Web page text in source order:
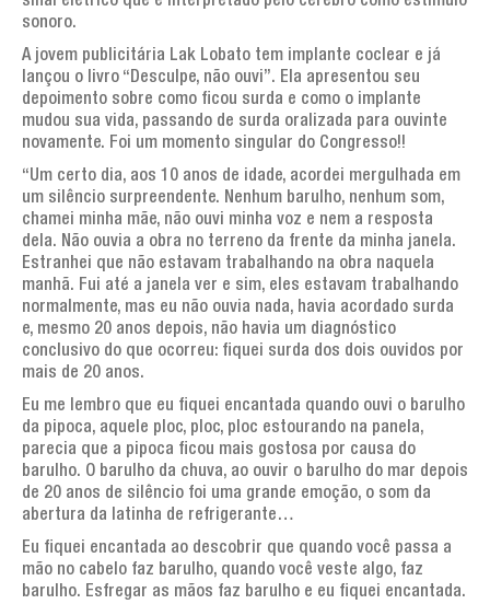
sonoro.
A jovem publicitária Lak Lobato tem implante coclear e já
lançou o livro “Desculpe, não ouvi”. Ela apresentou seu
depoimento sobre como ficou surda e como o implante
mudou sua vida, passando de surda oralizada para ouvinte
novamente. Foi um momento singular do Congresso!!
“Um certo dia, aos 10 anos de idade, acordei mergulhada em
um silêncio surpreendente. Nenhum barulho, nenhum som,
chamei minha mãe, não ouvi minha voz e nem a resposta
dela. Não ouvia a obra no terreno da frente da minha janela.
Estranhei que não estavam trabalhando na obra naquela
manhã. Fui até a janela ver e sim, eles estavam trabalhando
normalmente, mas eu não ouvia nada, havia acordado surda
e, mesmo 20 anos depois, não havia um diagnóstico
conclusivo do que ocorreu: fiquei surda dos dois ouvidos por
mais de 20 anos.
Eu me lembro que eu fiquei encantada quando ouvi o barulho
da pipoca, aquele ploc, ploc, ploc estourando na panela,
parecia que a pipoca ficou mais gostosa por causa do
barulho. O barulho da chuva, ao ouvir o barulho do mar depois
de 20 anos de silêncio foi uma grande emoção, o som da
abertura da latinha de refrigerante…
Eu fiquei encantada ao descobrir que quando você passa a
mão no cabelo faz barulho, quando você veste algo, faz
barulho. Esfregar as mãos faz barulho e eu fiquei encantada.